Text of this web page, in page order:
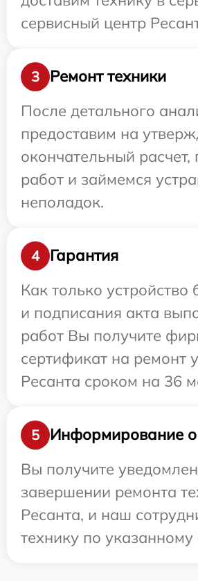
сервисный центр
3
Ремонт техники
После детального
предоставим на
окончательный расчет,
работ и займемся
неполадок.
4
Гарантия
Как только устройство
и подписания акта
работ Вы получите
сертификат на ремонт
Ресанта сроком на 36
5
Информирование о
Вы получите
завершении ремонта
Ресанта, и наш
технику по указанному